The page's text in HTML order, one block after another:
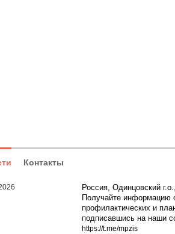
Контакты
Россия, Одинцовский
Получайте информацию
профилактических и
подписавшись на наши
https://t.me/mpzis